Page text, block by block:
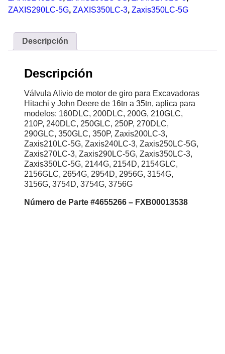
ZAXIS290LC-5G, ZAXIS350LC-3, Zaxis350LC-5G
Descripción
Descripción
Válvula Alivio de motor de giro para Excavadoras
Hitachi y John Deere de 16tn a 35tn, aplica para
modelos: 160DLC, 200DLC, 200G, 210GLC,
210P, 240DLC, 250GLC, 250P, 270DLC,
290GLC, 350GLC, 350P, Zaxis200LC-3,
Zaxis210LC-5G, Zaxis240LC-3, Zaxis250LC-5G,
Zaxis270LC-3, Zaxis290LC-5G, Zaxis350LC-3,
Zaxis350LC-5G, 2144G, 2154D, 2154GLC,
2156GLC, 2654G, 2954D, 2956G, 3154G,
3156G, 3754D, 3754G, 3756G
Número de Parte #4655266 – FXB00013538